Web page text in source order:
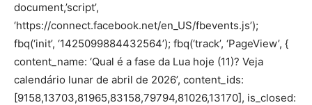
document,’script’,
‘https://connect.facebook.net/en_US/fbevents.js’);
fbq(‘init’, ‘1425099884432564’); fbq(‘track’, ‘PageView’, {
content_name: ‘Qual é a fase da Lua hoje (11)? Veja
calendário lunar de abril de 2026’, content_ids:
[9158,13703,81965,83158,79794,81026,13170], is_closed: